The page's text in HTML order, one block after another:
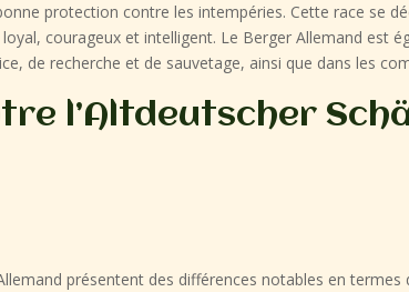
protection contre les intempéries. Cette race se
courageux et intelligent. Le Berger Allemand est
de recherche et de sauvetage, ainsi que dans les
l’Altdeutscher
présentent des différences notables en